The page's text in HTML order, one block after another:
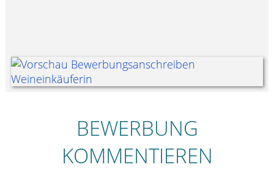
BEWERBUNG
KOMMENTIEREN